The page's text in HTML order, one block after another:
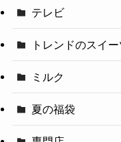
テレビ
トレンドのスイー
ミルク
夏の福袋